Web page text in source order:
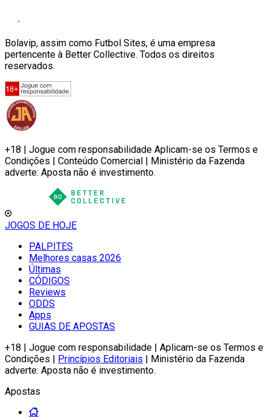
Bolavip, assim como Futbol Sites, é uma empresa
pertencente à Better Collective. Todos os direitos
reservados.
+18 | Jogue com responsabilidade Aplicam-se os Termos e
Condições | Conteúdo Comercial | Ministério da Fazenda
adverte: Aposta não é investimento.
JOGOS DE HOJE
PALPITES
Melhores casas 2026
Últimas
CÓDIGOS
Reviews
ODDS
Apps
GUIAS DE APOSTAS
+18 | Jogue com responsabilidade | Aplicam-se os Termos e
Condições | Princípios Editoriais | Ministério da Fazenda
adverte: Aposta não é investimento.
Apostas